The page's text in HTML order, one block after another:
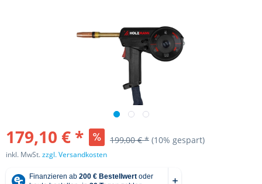
179,10 € * 199,00 € * (10% gespart)
inkl. MwSt.zzgl. Versandkosten